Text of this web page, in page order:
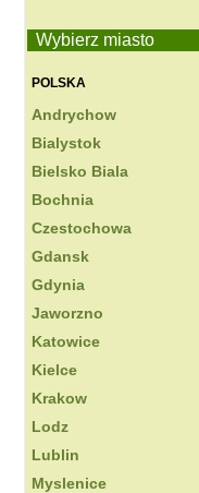
Wybierz miasto
POLSKA
Andrychow
Bialystok
Bielsko Biala
Bochnia
Czestochowa
Gdansk
Gdynia
Jaworzno
Katowice
Kielce
Krakow
Lodz
Lublin
Myslenice